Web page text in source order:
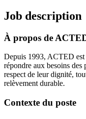
Job description
À propos de
Depuis 1993, ACTED
répondre aux besoins des
respect de leur dignité,
relèvement durable.
Contexte du poste